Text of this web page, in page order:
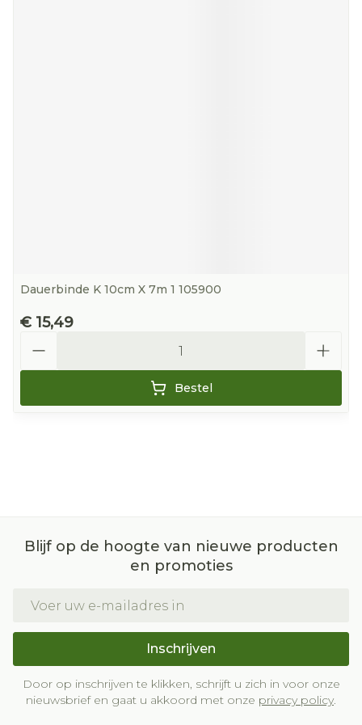
Dauerbinde K 10cm X 7m 1 105900
€ 15,49
Bestel
Blijf op de hoogte van nieuwe producten
en promoties
Inschrijven
Door op inschrijven te klikken, schrijft u zich in voor onze
nieuwsbrief en gaat u akkoord met onze privacy policy.